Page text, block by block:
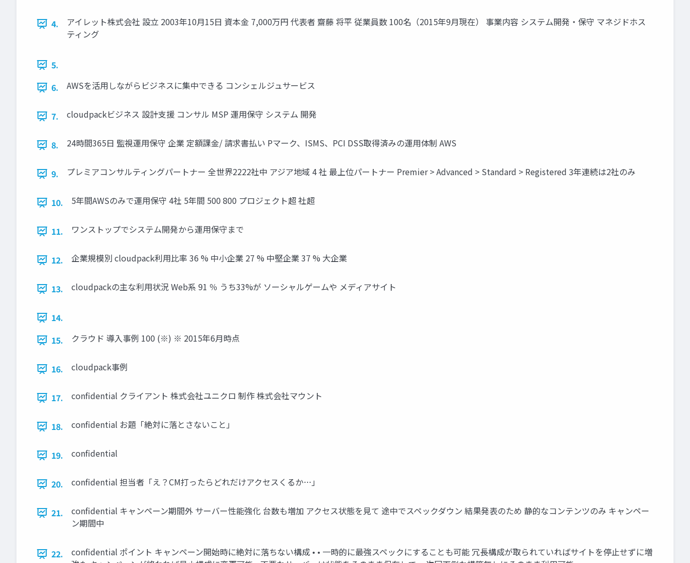
4.
アイレット株式会社 設立 2003年10月15日 資本金 7,000万円 代表者 齋藤 将平 従業員数 100名（2015年9月現在） 事業内容 システム開発・保守 マネジドホス
ティング
5.
6.
AWSを活用しながらビジネスに集中できる コンシェルジュサービス
7. cloudpackビジネス 設計支援 コンサル MSP 運用保守 システム 開発
8. 24時間365日 監視運用保守 企業 定額課金/ 請求書払い Pマーク、ISMS、PCI DSS取得済みの運用体制 AWS
9. プレミアコンサルティングパートナー 全世界2222社中 アジア地域 4 社 最上位パートナー Premier > Advanced > Standard > Registered 3年連続は2社のみ
10. 5年間AWSのみで運用保守 4社 5年間 500 800 プロジェクト超 社超
11. ワンストップでシステム開発から運用保守まで
12. 企業規模別 cloudpack利用比率 36 % 中小企業 27 % 中堅企業 37 % 大企業
13. cloudpackの主な利用状況 Web系 91 ％ うち33%が ソーシャルゲームや メディアサイト
14.
15.
クラウド 導入事例 100 (※) ※ 2015年6月時点
16. cloudpack事例
17. confidential クライアント 株式会社ユニクロ 制作 株式会社マウント
18. confidential お題「絶対に落とさないこと」
19. confidential
20. confidential 担当者「え？CM打ったらどれだけアクセスくるか…」
21.
confidential キャンペーン期間外 サーバー性能強化 台数も増加 アクセス状態を見て 途中でスペックダウン 結果発表のため 静的なコンテンツのみ キャンペー
ン期間中
22.
confidential ポイント キャンペーン開始時に絶対に落ちない構成 • • 一時的に最強スペックにすることも可能 冗長構成が取られていればサイトを停止せずに増